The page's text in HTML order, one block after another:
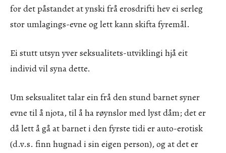
for det påstandet at ynski frå erosdrifti hev ei serleg
stor umlagings-evne og lett kann skifta fyremål.
Ei stutt utsyn yver seksualitets-utviklingi hjå eit
individ vil syna dette.
Um seksualitet talar ein frå den stund barnet syner
evne til å njota, til å ha røynslor med lyst dåm; det er
då lett å gå at barnet i den fyrste tidi er auto-erotisk
(d.v.s. finn hugnad i sin eigen person), og at det er